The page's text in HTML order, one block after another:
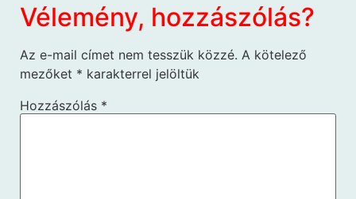
Vélemény, hozzászólás?
Az e-mail címet nem tesszük közzé. A kötelező
mezőket * karakterrel jelöltük
Hozzászólás *